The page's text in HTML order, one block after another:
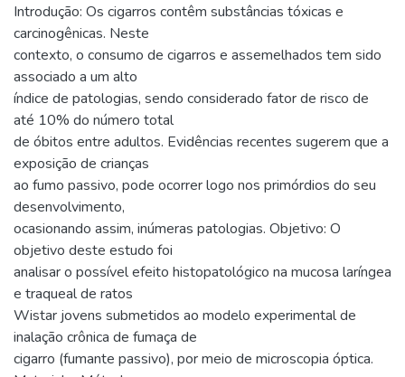
Introdução: Os cigarros contêm substâncias tóxicas e
carcinogênicas. Neste
contexto, o consumo de cigarros e assemelhados tem sido
associado a um alto
índice de patologias, sendo considerado fator de risco de
até 10% do número total
de óbitos entre adultos. Evidências recentes sugerem que a
exposição de crianças
ao fumo passivo, pode ocorrer logo nos primórdios do seu
desenvolvimento,
ocasionando assim, inúmeras patologias. Objetivo: O
objetivo deste estudo foi
analisar o possível efeito histopatológico na mucosa laríngea
e traqueal de ratos
Wistar jovens submetidos ao modelo experimental de
inalação crônica de fumaça de
cigarro (fumante passivo), por meio de microscopia óptica.